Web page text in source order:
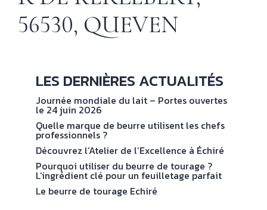
LE BEURRE
CHARENTES-
RECETTES
& INSPIRATIONS
NOS
ENGAGEMENTS
ESPACE
PROFESSIONNEL
56530, QUEVEN
LES DERNIÈRES ACTUALITÉS
Journée mondiale du lait – Portes ouvertes
le 24 juin 2026
Quelle marque de beurre utilisent les chefs
professionnels ?
Découvrez l’Atelier de l’Excellence à Échiré
Pourquoi utiliser du beurre de tourage ?
L’ingrédient clé pour un feuilletage parfait
Le beurre de tourage Echiré